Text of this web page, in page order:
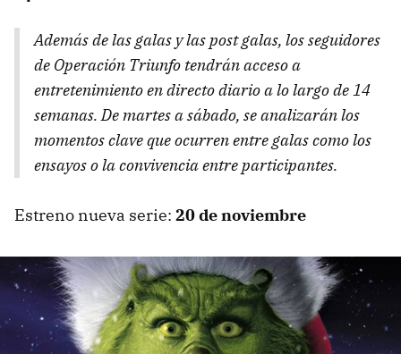
Además de las galas y las post galas, los seguidores
de Operación Triunfo tendrán acceso a
entretenimiento en directo diario a lo largo de 14
semanas. De martes a sábado, se analizarán los
momentos clave que ocurren entre galas como los
ensayos o la convivencia entre participantes.
Estreno nueva serie: 20 de noviembre